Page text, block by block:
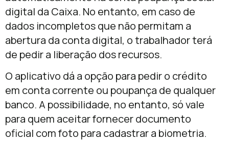
digital da Caixa. No entanto, em caso de
dados incompletos que não permitam a
abertura da conta digital, o trabalhadorterá
de pedir a liberação dos recursos.
O aplicativo dá a opção para pedir o crédito
em conta corrente ou poupança de qualquer
banco. A possibilidade, no entanto, só vale
para quem aceitar fornecer documento
oficial com foto para cadastrar a biometria.